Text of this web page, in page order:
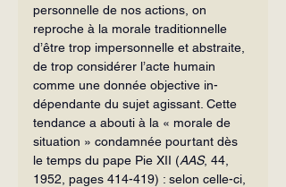
person­nelle de nos actions, on
reproche à la mo­rale traditionnelle
d’être trop imperson­nelle et abstraite,
de trop considérer l’acte humain
comme une donnée objective in­
dépendante du sujet agissant. Cette
ten­dance a abouti à la « morale de
situation » condamnée pourtant dès
le temps du pape Pie XII (AAS, 44,
1952, pages 414-419) : selon celle-ci,